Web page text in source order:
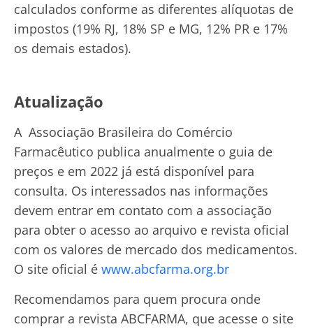
calculados conforme as diferentes alíquotas de
impostos (19% RJ, 18% SP e MG, 12% PR e 17%
os demais estados).
Atualização
A Associação Brasileira do Comércio
Farmacêutico publica anualmente o guia de
preços e em 2022 já está disponível para
consulta. Os interessados nas informações
devem entrar em contato com a associação
para obter o acesso ao arquivo e revista oficial
com os valores de mercado dos medicamentos.
O site oficial é www.abcfarma.org.br
Recomendamos para quem procura onde
comprar a revista ABCFARMA, que acesse o site